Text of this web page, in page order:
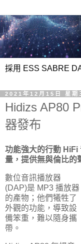
採用 ESS SABRE
2021年12月15日 星期
Hidizs AP80
器發布
功能強大的行動 HiFi
量，提供無與倫比的
數位音訊播放器
(DAP)是 MP3 播放器
的產物；他們犧牲了
外觀的功能，導致設
備笨重，難以隨身攜
帶。